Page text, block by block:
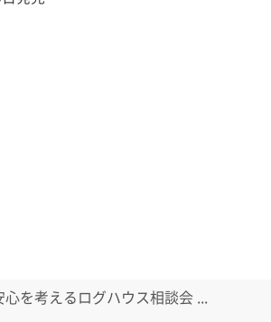
を考えるログハウス相談会 ...